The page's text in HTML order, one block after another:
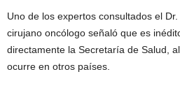
Uno de los expertos consultados el
cirujano oncólogo señaló que es
directamente la Secretaría de Salud,
ocurre en otros países.